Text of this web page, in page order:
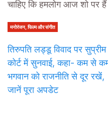
चाहिए कि हमलोग आज शो पर
मनोरंजन, फिल्म और संगीत
तिरुपति लड्डू विवाद पर सुप्रीम
कोर्ट में सुनवाई, कहा- कम से
भगवान को राजनीति से दूर रखें,
जानें पूरा अपडेट